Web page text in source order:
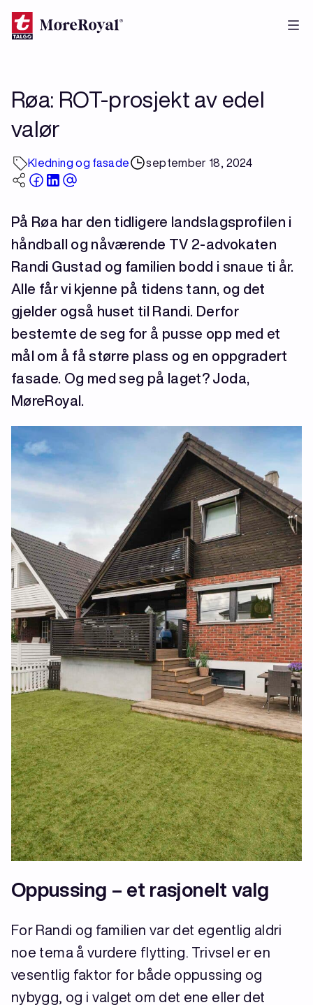
Hopp
Røa: ROT-prosjekt av edel
valør
Kledning og fasade september 18, 2024
På Røa har den tidligere landslagsprofilen i
håndball og nåværende TV 2-advokaten
Randi Gustad og familien bodd i snaue ti år.
Alle får vi kjenne på tidens tann, og det
gjelder også huset til Randi. Derfor
bestemte de seg for å pusse opp med et
mål om å få større plass og en oppgradert
fasade. Og med seg på laget? Joda,
MøreRoyal.
Oppussing – et rasjonelt valg
For Randi og familien var det egentlig aldri
noe tema å vurdere flytting. Trivsel er en
vesentlig faktor for både oppussing og
nybygg, og i valget om det ene eller det